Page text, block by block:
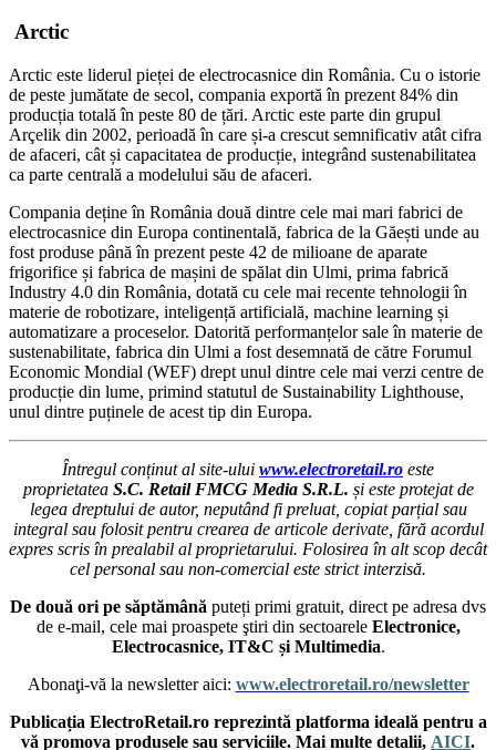
Arctic
Arctic este liderul pieței de electrocasnice din România. Cu o istorie
de peste jumătate de secol, compania exportă în prezent 84% din
producția totală în peste 80 de țări. Arctic este parte din grupul
Arçelik din 2002, perioadă în care și-a crescut semnificativ atât cifra
de afaceri, cât și capacitatea de producție, integrând sustenabilitatea
ca parte centrală a modelului său de afaceri.
Compania deține în România două dintre cele mai mari fabrici de
electrocasnice din Europa continentală, fabrica de la Găești unde au
fost produse până în prezent peste 42 de milioane de aparate
frigorifice și fabrica de mașini de spălat din Ulmi, prima fabrică
Industry 4.0 din România, dotată cu cele mai recente tehnologii în
materie de robotizare, inteligență artificială, machine learning și
automatizare a proceselor. Datorită performanțelor sale în materie de
sustenabilitate, fabrica din Ulmi a fost desemnată de către Forumul
Economic Mondial (WEF) drept unul dintre cele mai verzi centre de
producție din lume, primind statutul de Sustainability Lighthouse,
unul dintre puținele de acest tip din Europa.
Întregul conținut al site-ului www.electroretail.ro este
proprietatea S.C. Retail FMCG Media S.R.L. și este protejat de
legea dreptului de autor, neputând fi preluat, copiat parțial sau
integral sau folosit pentru crearea de articole derivate, fără acordul
expres scris în prealabil al proprietarului. Folosirea în alt scop decât
cel personal sau non-comercial este strict interzisă.
De două ori pe săptămână puteți primi gratuit, direct pe adresa dvs
de e-mail, cele mai proaspete ştiri din sectoarele Electronice,
Electrocasnice, IT&C și Multimedia.
Abonaţi-vă la newsletter aici: www.electroretail.ro/newsletter
Publicația ElectroRetail.ro reprezintă platforma ideală pentru a
vă promova produsele sau serviciile. Mai multe detalii, AICI.